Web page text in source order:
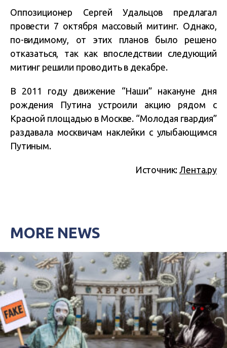
Оппозиционер Сергей Удальцов предлагал
провести 7 октября массовый митинг. Однако,
по-видимому, от этих планов было решено
отказаться, так как впоследствии следующий
митинг решили проводить в декабре.
В 2011 году движение “Наши” накануне дня
рождения Путина устроили акцию рядом с
Красной площадью в Москве. “Молодая гвардия”
раздавала москвичам наклейки с улыбающимся
Путиным.
Источник:Лента.ру
MORE NEWS